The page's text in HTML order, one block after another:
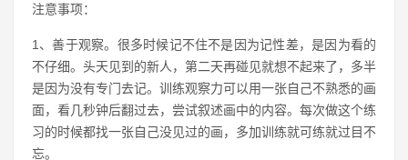
注意事项：
1、善于观察。很多时候记不住不是因为记性差，是因为看的
不仔细。头天见到的新人，第二天再碰见就想不起来了，多半
是因为没有专门去记。训练观察力可以用一张自己不熟悉的画
面，看几秒钟后翻过去，尝试叙述画中的内容。每次做这个练
习的时候都找一张自己没见过的画，多加训练就可练就过目不
忘。